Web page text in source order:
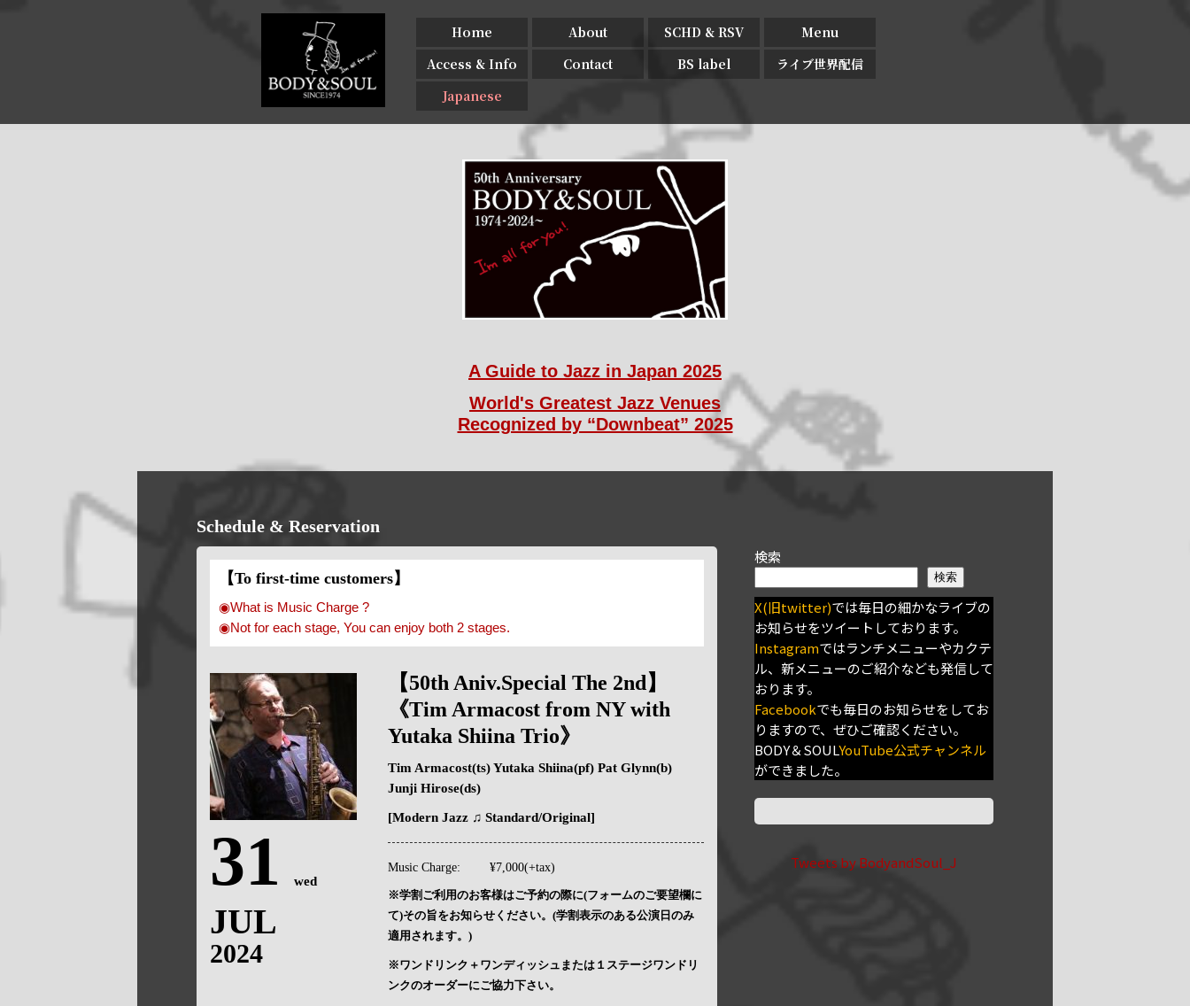
Home About SCHD & RSV
Menu
Access & Info
Contact BS label
ライブ世界配信
Japanese
A Guide to Jazz in Japan 2025
World's Greatest Jazz Venues
Recognized by “Downbeat” 2025
Schedule & Reservation
【To first-time customers】
◉What is Music Charge ?
◉Not for each stage, You can enjoy both 2 stages.
31 wed
JUL
2024
【50th Aniv.Special The 2nd】
《Tim Armacost from NY with
Yutaka Shiina Trio》
Tim Armacost(ts) Yutaka Shiina(pf) Pat Glynn(b)
Junji Hirose(ds)
[Modern Jazz ♫ Standard/Original]
Music Charge: ¥7,000(+tax)
※学割ご利用のお客様はご予約の際に(フォームのご要望欄に
て)その旨をお知らせください。(学割表示のある公演日のみ
適用されます。)
※ワンドリンク＋ワンディッシュまたは１ステージワンドリ
ンクのオーダーにご協力下さい。
検索
検索
X(旧twitter)では毎日の細かなライブの
お知らせをツイートしております。
Instagramではランチメニューやカクテ
ル、新メニューのご紹介なども発信して
おります。
Facebookでも毎日のお知らせをしてお
りますので、ぜひご確認ください。
BODY＆SOULYouTube公式チャンネル
ができました。
Tweets by BodyandSoul_J